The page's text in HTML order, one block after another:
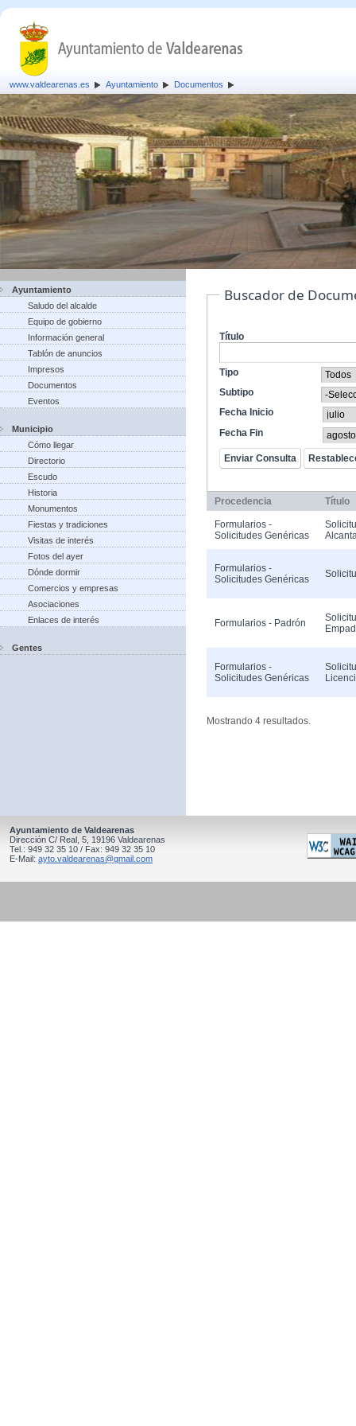
www.valdearenas.es Ayuntamiento Documentos
Ayuntamiento
Saludo del alcalde
Equipo de gobierno
Información general
Tablón de anuncios
Impresos
Documentos
Eventos
Municipio
Cómo llegar
Directorio
Escudo
Historia
Monumentos
Fiestas y tradiciones
Visitas de interés
Fotos del ayer
Dónde dormir
Comercios y empresas
Asociaciones
Enlaces de interés
Gentes
Buscador de
Título
Tipo
Subtipo
Fecha Inicio
Fecha Fin
Procedencia Título
Formularios -
Solicitudes Genéricas
Formularios -
Solicitudes Genéricas
Formularios - Padrón
Formularios -
Solicitudes Genéricas
Mostrando 4 resultados.
Ayuntamiento de Valdearenas
Dirección C/ Real, 5, 19196 Valdearenas
Tel.: 949 32 35 10 / Fax: 949 32 35 10
E-Mail: ayto.valdearenas@gmail.com